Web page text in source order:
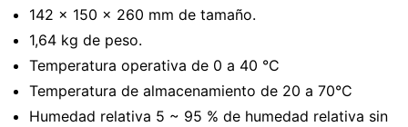
142 × 150 × 260 mm de tamaño.
1,64 kg de peso.
Temperatura operativa de 0 a 40 °C
Temperatura de almacenamiento de 20 a 70°C
Humedad relativa 5 ~ 95 % de humedad relativa sin